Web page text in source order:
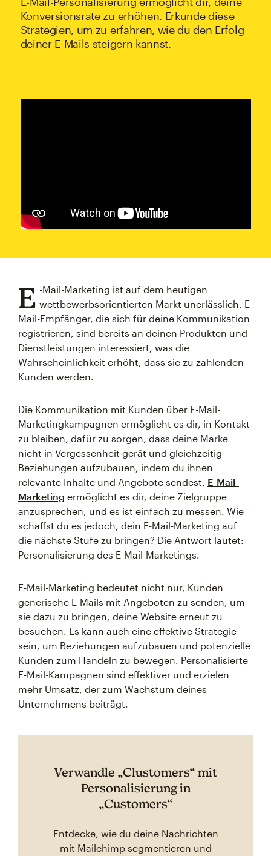
Konversionsrate zu erhöhen. Erkunde diese
Strategien, um zu erfahren, wie du den Erfolg
deiner E-Mails steigern kannst.
E -Mail-Marketing ist auf dem heutigen
wettbewerbsorientierten Markt unerlässlich. E-
Mail-Empfänger, die sich für deine Kommunikation
registrieren, sind bereits an deinen Produkten und
Dienstleistungen interessiert, was die
Wahrscheinlichkeit erhöht, dass sie zu zahlenden
Kunden werden.
Die Kommunikation mit Kunden über E-Mail-
Marketingkampagnen ermöglicht es dir, in Kontakt
zu bleiben, dafür zu sorgen, dass deine Marke
nicht in Vergessenheit gerät und gleichzeitig
Beziehungen aufzubauen, indem du ihnen
relevante Inhalte und Angebote sendest. E-Mail-
Marketing ermöglicht es dir, deine Zielgruppe
anzusprechen, und es ist einfach zu messen. Wie
schaffst du es jedoch, dein E-Mail-Marketing auf
die nächste Stufe zu bringen? Die Antwort lautet:
Personalisierung des E-Mail-Marketings.
E-Mail-Marketing bedeutet nicht nur, Kunden
generische E-Mails mit Angeboten zu senden, um
sie dazu zu bringen, deine Website erneut zu
besuchen. Es kann auch eine effektive Strategie
sein, um Beziehungen aufzubauen und potenzielle
Kunden zum Handeln zu bewegen. Personalisierte
E-Mail-Kampagnen sind effektiver und erzielen
mehr Umsatz, der zum Wachstum deines
Unternehmens beiträgt.
Verwandle „Clustomers“ mit
Personalisierung in
„Customers“
Entdecke, wie du deine Nachrichten
mit Mailchimp segmentieren und